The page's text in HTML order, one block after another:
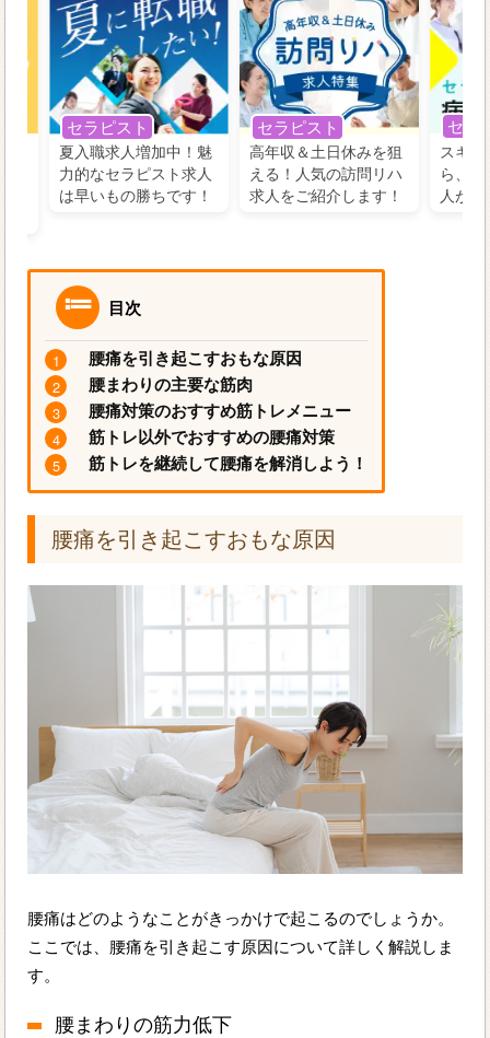
セラピスト
夏入職求人増加中！魅
力的なセラピスト求人
は早いもの勝ちです！
セラピスト
高年収＆土日休みを狙
える！人気の訪問リハ
求人をご紹介します！
セラ
スキル
ら、
人が
目次
腰痛を引き起こすおもな原因
腰まわりの主要な筋肉
腰痛対策のおすすめ筋トレメニュー
筋トレ以外でおすすめの腰痛対策
筋トレを継続して腰痛を解消しよう！
腰痛を引き起こすおもな原因
腰痛はどのようなことがきっかけで起こるのでしょうか。
ここでは、腰痛を引き起こす原因について詳しく解説しま
す。
腰まわりの筋力低下